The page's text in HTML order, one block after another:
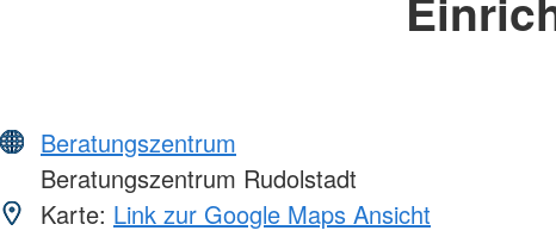
Beratungszentrum
Beratungszentrum Rudolstadt
Karte: Link zur Google Maps Ansicht